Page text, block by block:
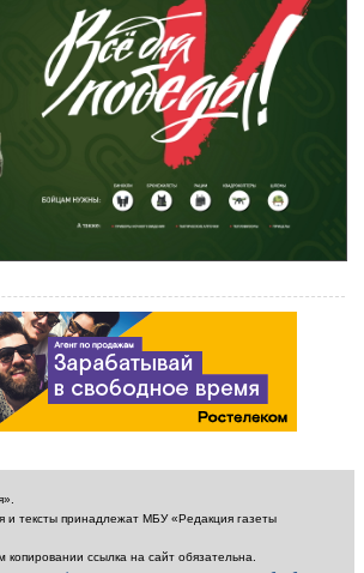
и тексты принадлежат МБУ «Редакция газеты
ссылка на сайт обязательна.